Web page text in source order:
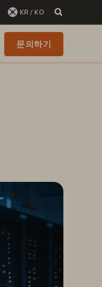
KR / KO
문의하기